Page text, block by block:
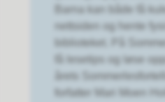
Barna kan både få
nettsiden og hente
biblioteket. På
få lesetips og løse
årets
forfatter Mari Moen